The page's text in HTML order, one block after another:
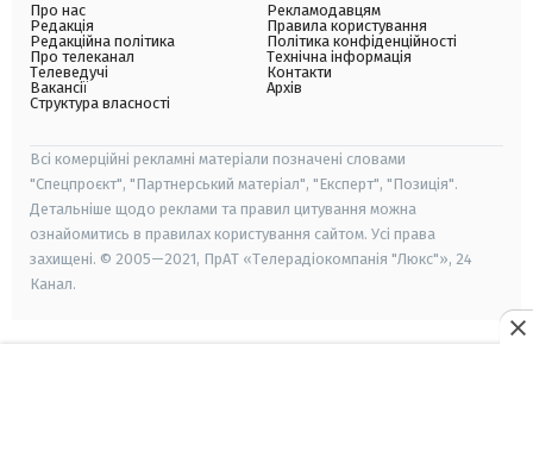
Про нас
Редакція
Редакційна політика
Про телеканал
Телеведучі
Вакансії
Структура власності
Рекламодавцям
Правила користування
Політика конфіденційності
Технічна інформація
Контакти
Архів
Всі комерційні рекламні матеріали позначені словами
"Спецпроєкт", "Партнерський матеріал", "Експерт", "Позиція".
Детальніше щодо реклами та правил цитування можна
ознайомитись в правилах користування сайтом. Усі права
захищені. © 2005—2021, ПрАТ «Телерадіокомпанія "Люкс"», 24
Канал.